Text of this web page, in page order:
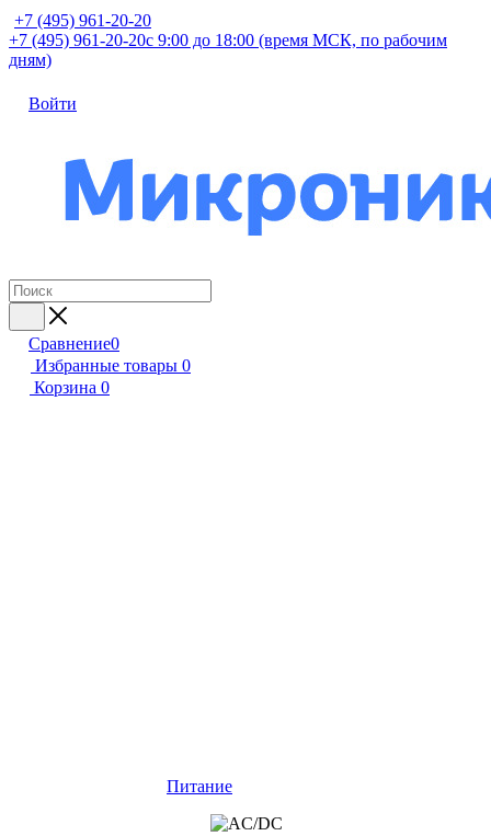
+7 (495) 961-20-20
+7 (495) 961-20-20с 9:00 до 18:00 (время МСК, по рабочим
дням)
Войти
Сравнение0
Избранные товары 0
Корзина 0
Питание